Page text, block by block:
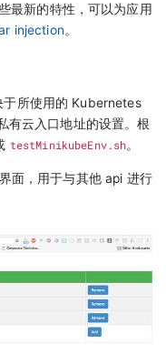
最新的特性，可以为应用
injection。
于所使用的 Kubernetes
有云入口地址的设置。根
testMinikubeEnv.sh。
面，用于与其他 api 进行